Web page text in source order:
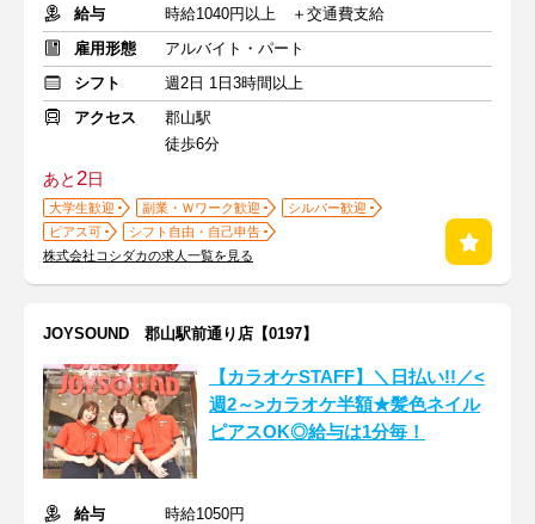
給与
時給1040円以上 ＋交通費支給
雇用形態
アルバイト・パート
シフト
週2日 1日3時間以上
アクセス
郡山駅
徒歩6分
あと2日
大学生歓迎 副業・Ｗワーク歓迎
シルバー歓迎
ピアス可
シフト自由・自己申告
株式会社コシダカの求人一覧を見る
JOYSOUND 郡山駅前通り店【0197】
【カラオケSTAFF】＼日払い!!／<
週2～>カラオケ半額★髪色ネイル
ピアスOK◎給与は1分毎！
給与
時給1050円